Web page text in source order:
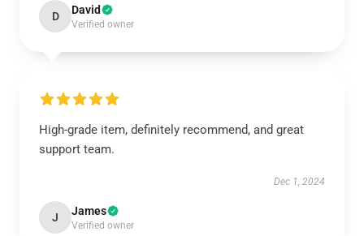
D David
Verified owner
High-grade item, definitely recommend, and great
support team.
Dec 1, 2024
J James
Verified owner